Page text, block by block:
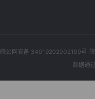
皖公网安备 34019202002109号
数据通